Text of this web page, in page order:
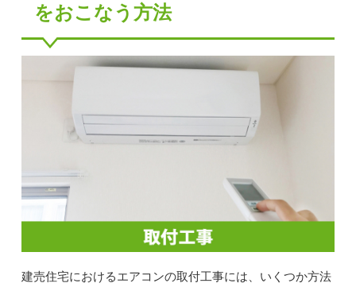
をおこなう方法
建売住宅におけるエアコンの取付工事には、いくつか方法